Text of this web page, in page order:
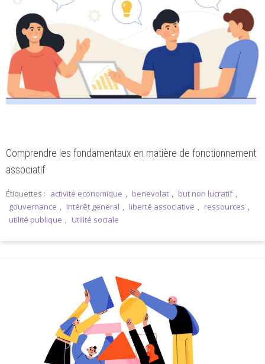
Comprendre les fondamentaux en matière de fonctionnement
associatif
Étiquettes : activité economique , benevolat , but non lucratif ,
gouvernance , intérêt general , liberté associative , ressources ,
utilité publique , Utilité sociale